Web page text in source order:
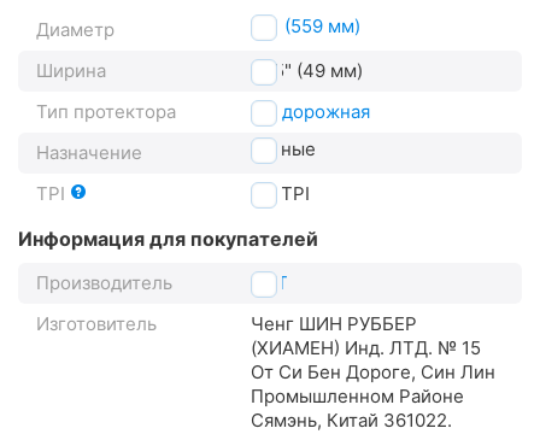
Диаметр
26" (559 мм)
Ширина
1.95" (49 мм)
Тип протектора
внедорожная
Назначение
горные
TPI
22 TPI
Информация для покупателей
Производитель
CST
Изготовитель
Ченг ШИН РУББЕР
(XИАМЕН) Инд. ЛТД. № 15
От Си Бен Дороге, Син Лин
Промышленном Районе
Сямэнь, Китай 361022.